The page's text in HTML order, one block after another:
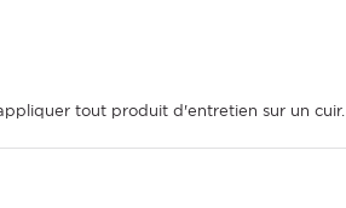
tout produit d'entretien sur un cuir.